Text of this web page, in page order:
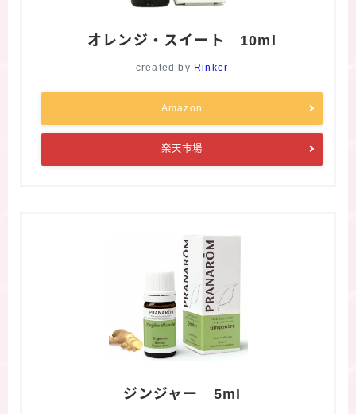
オレンジ・スイート 10ml
created by Rinker
Amazon
楽天市場
ジンジャー 5ml